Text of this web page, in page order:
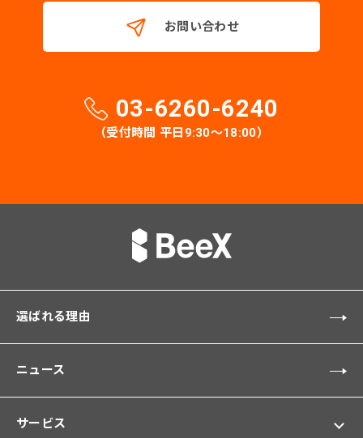
お問い合わせ
03-6260-6240
（受付時間 平日9:30〜18:00）
選ばれる理由
ニュース
サービス